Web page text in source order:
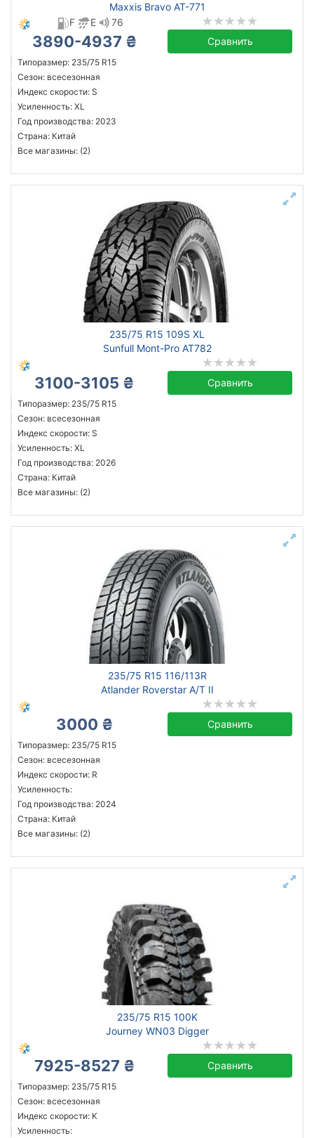
Maxxis Bravo AT-771
F
E 76
3890-4937 ₴ Сравнить
Типоразмер: 235/75 R15
Сезон: всесезонная
Индекс скорости: S
Усиленность: XL
Год производства: 2023
Страна: Китай
Все магазины: (2)
235/75 R15 109S XL
Sunfull Mont-Pro AT782
3100-3105 ₴ Сравнить
Типоразмер: 235/75 R15
Сезон: всесезонная
Индекс скорости: S
Усиленность: XL
Год производства: 2026
Страна: Китай
Все магазины: (2)
235/75 R15 116/113R
Atlander Roverstar A/T II
3000 ₴ Сравнить
Типоразмер: 235/75 R15
Сезон: всесезонная
Индекс скорости: R
Усиленность:
Год производства: 2024
Страна: Китай
Все магазины: (2)
235/75 R15 100K
Journey WN03 Digger
7925-8527 ₴ Сравнить
Типоразмер: 235/75 R15
Сезон: всесезонная
Индекс скорости: K
Усиленность: